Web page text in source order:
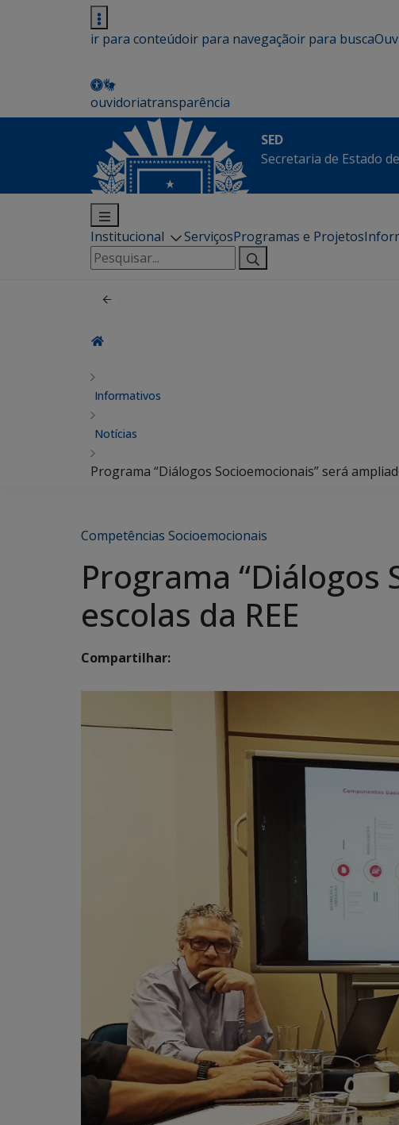
ir para conteúdoir para navegaçãoir para busca
ouvidoriatransparência
SED
Secretaria de Estado
Institucional ServiçosProgramas e Projetos
Pesquisar
por:
Informativos
Notícias
Programa “Diálogos Socioemocionais” será
Competências Socioemocionais
Programa “Diálogos
escolas da REE
Compartilhar: